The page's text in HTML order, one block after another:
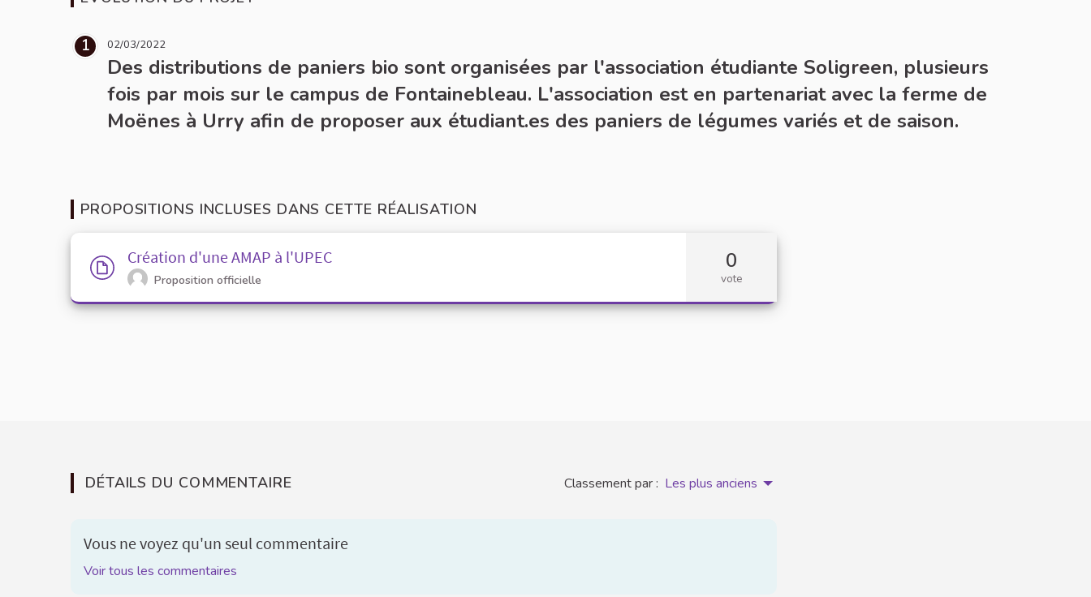
1 02/03/2022
Des distributions de paniers bio sont organisées par l'association étudiante Soligreen, plusieurs
fois par mois sur le campus de Fontainebleau. L'association est en partenariat avec la ferme de
Moënes à Urry afin de proposer aux étudiant.es des paniers de légumes variés et de saison.
PROPOSITIONS INCLUSES DANS CETTE RÉALISATION
Création d'une AMAP à l'UPEC
Proposition officielle
0
vote
DÉTAILS DU COMMENTAIRE Classement par : Les plus anciens
Vous ne voyez qu'un seul commentaire
Voir tous les commentaires